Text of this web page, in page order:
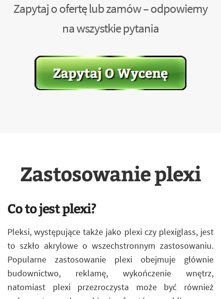
Zapytaj o ofertę lub zamów – odpowiemy
na wszystkie pytania
Zastosowanie plexi
Co to jest plexi?
Pleksi, występujące także jako plexi czy plexiglass, jest
to szkło akrylowe o wszechstronnym zastosowaniu.
Popularne zastosowanie plexi obejmuje głównie
budownictwo, reklamę, wykończenie wnętrz,
natomiast plexi przezroczysta może być również